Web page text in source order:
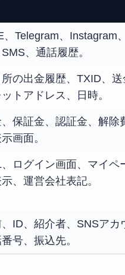
、Telegram、Instagram
、通話履歴。
の出金履歴、TXID、送
ットアドレス、日時。
保証金、認証金、解除
画面。
ログイン画面、マイペ
、運営会社表記。
ID、紹介者、SNSアカ
号、振込先。